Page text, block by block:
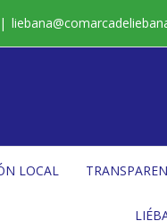
|
LOCAL